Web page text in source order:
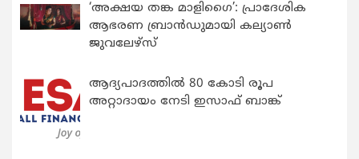
‘അക്ഷയ തങ്ക മാളിഗൈ’: പ്രാദേശിക
ആഭരണ ബ്രാന്‍ഡുമായി കല്യാണ്‍
ജുവലേഴ്‌സ്
ആദ്യപാദത്തിൽ 80 കോടി രൂപ
അറ്റാദായം നേടി ഇസാഫ് ബാങ്ക്